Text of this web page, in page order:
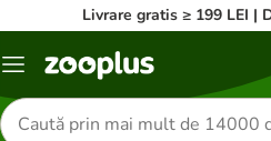
Livrare gratis ≥ 199 LEI |
Categorii
Căutare
produse